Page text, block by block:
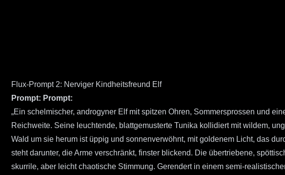
Flux-Prompt 2: Nerviger Kindheitsfreund Elf
Prompt: Prompt:
„Ein schelmischer, androgyner Elf mit spitzen Ohren, Sommersprossen und
Reichweite. Seine leuchtende, blattgemusterte Tunika kollidiert mit wildem,
Wald um sie herum ist üppig und sonnenverwöhnt, mit goldenem Licht, das
steht darunter, die Arme verschränkt, finster blickend. Die übertriebene,
skurrile, aber leicht chaotische Stimmung. Gerendert in einem semi-